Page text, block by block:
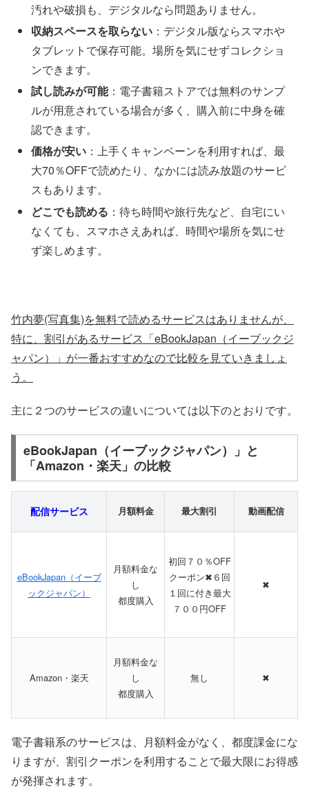
汚れや破損も、デジタルなら問題ありません。
収納スペースを取らない ：デジタル版ならスマホや
タブレットで保存可能。場所を気にせずコレクショ
ンできます。
試し読みが可能：電子書籍ストアでは無料のサンプ
ルが用意されている場合が多く、購入前に中身を確
認できます。
価格が安い ：上手くキャンペーンを利用すれば、最
大70％OFFで読めたり、なかには読み放題のサービ
スもあります。
どこでも読める ：待ち時間や旅行先など、自宅にい
なくても、スマホさえあれば、時間や場所を気にせ
ず楽しめます。
竹内夢(写真集)を無料で読めるサービスはありませんが、
特に、割引があるサービス「eBookJapan（イーブックジ
ャパン）」が一番おすすめなので比較を見ていきましょ
う。
主に２つのサービスの違いについては以下のとおりです。
eBookJapan（イーブックジャパン）」と
「Amazon・楽天」の比較
配信サービス 月額料金 最大割引 動画配信
eBookJapan（イーブ
ックジャパン）
月額料金な
し
都度購入
初回７０％OFF
クーポン✖６回
１回に付き最大
７００円OFF
✖
Amazon・楽天
月額料金な
し
都度購入
無し ✖
電子書籍系のサービスは、月額料金がなく、都度課金にな
りますが、割引クーポンを利用することで最大限にお得感
が発揮されます。